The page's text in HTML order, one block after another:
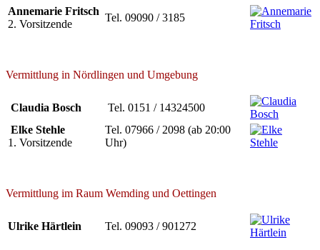
Annemarie Fritsch
2. Vorsitzende
Tel. 09090 / 3185
Vermittlung in Nördlingen und Umgebung
Claudia Bosch
Tel. 0151 / 14324500
Elke Stehle
1. Vorsitzende
Tel. 07966 / 2098 (ab 20:00
Uhr)
Vermittlung im Raum Wemding und Oettingen
Ulrike Härtlein Tel. 09093 / 901272